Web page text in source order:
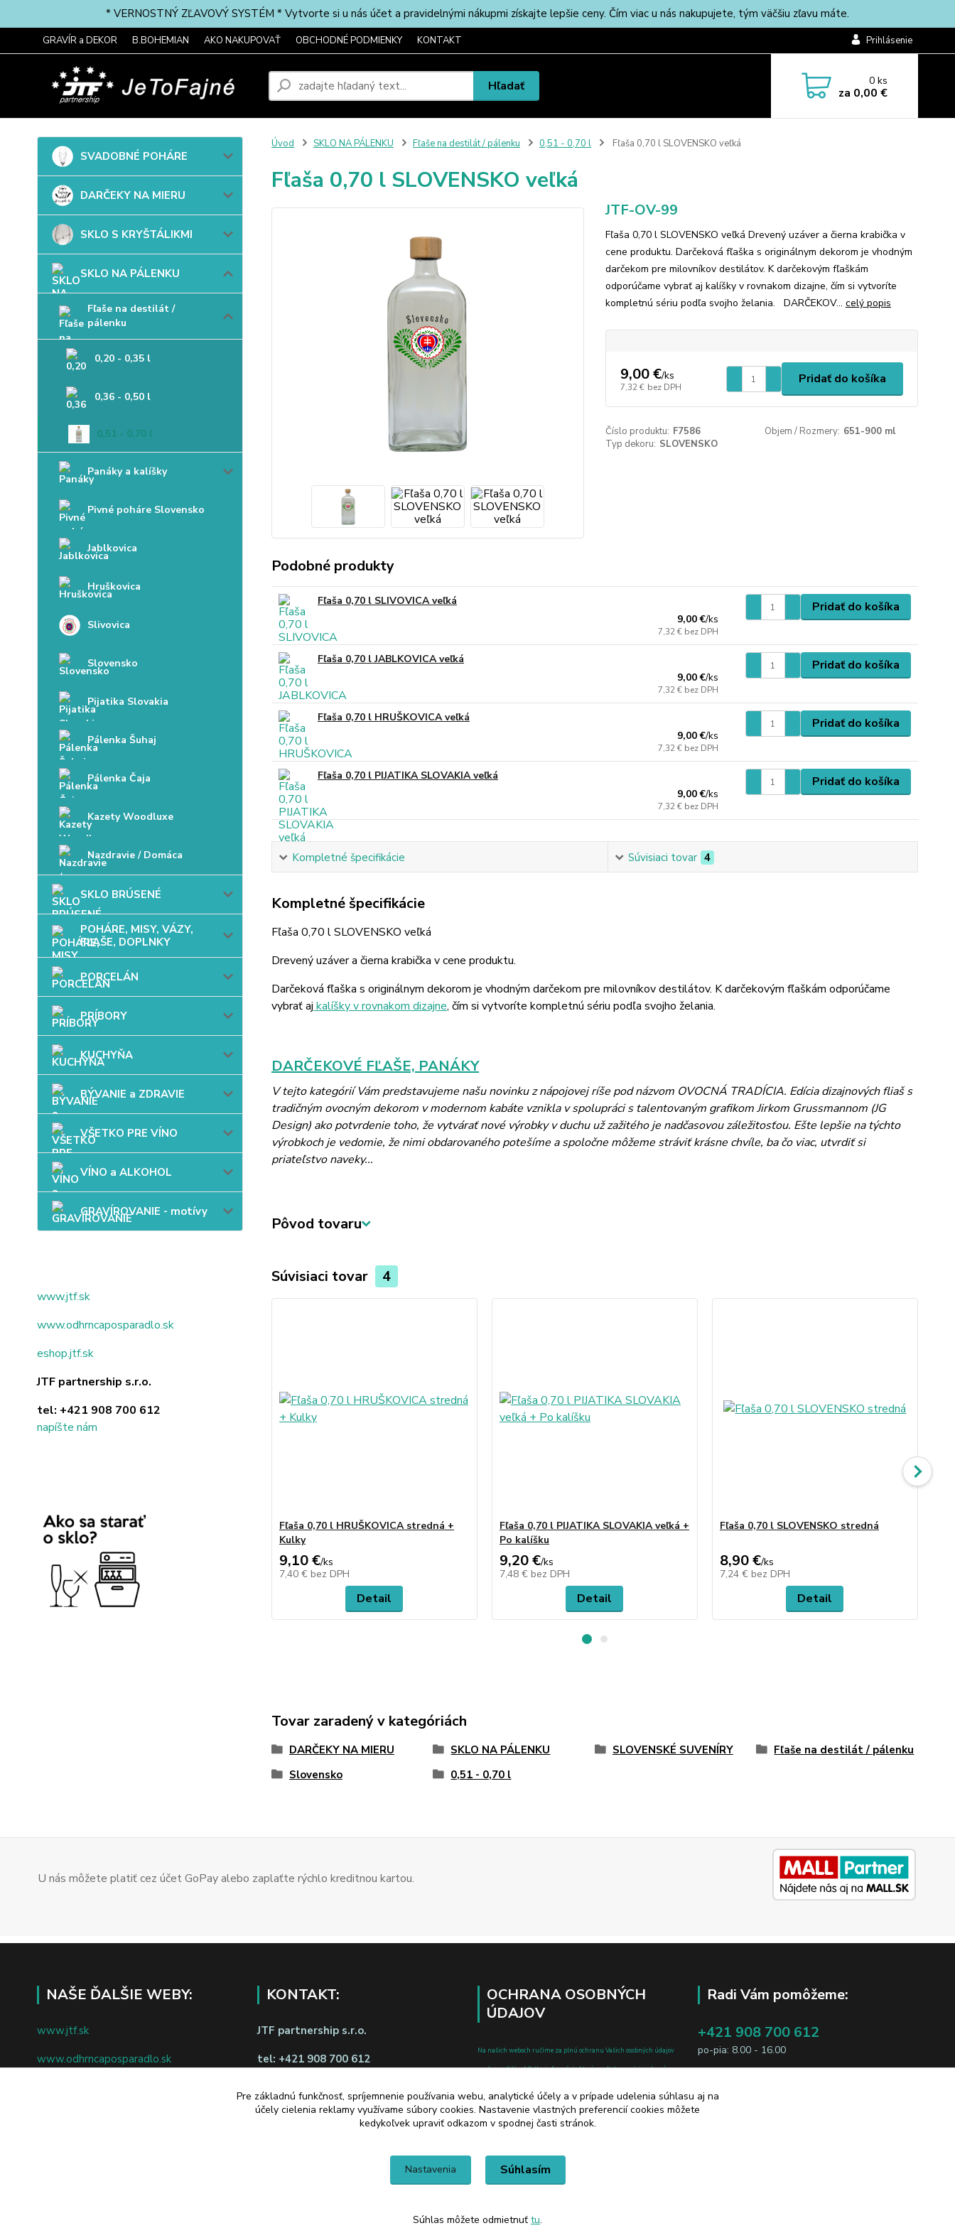
* VERNOSTNÝ ZĽAVOVÝ SYSTÉM * Vytvorte si u nás účet a pravidelnými nákupmi získajte lepšie ceny. Čím viac u nás nakupujete, tým väčšiu zľavu máte.
GRAVÍR a DEKOR B.BOHEMIAN AKO NAKUPOVAŤ OBCHODNÉ PODMIENKY KONTAKT Prihlásenie
Hľadať 0ks
za 0,00 €
SVADOBNÉ POHÁRE
DARČEKY NA MIERU
SKLO S KRYŠTÁLIKMI
SKLO NA PÁLENKU
Fľaše na destilát /
pálenku
0,20 - 0,35 l
0,36 - 0,50 l
0,51 - 0,70 l
Panáky a kalíšky
Pivné poháre Slovensko
Jablkovica
Hruškovica
Slivovica
Slovensko
Pijatika Slovakia
Pálenka Šuhaj
Pálenka Čaja
Kazety Woodluxe
Nazdravie / Domáca
SKLO BRÚSENÉ
POHÁRE, MISY, VÁZY,
FĽAŠE, DOPLNKY
PORCELÁN
PRÍBORY
KUCHYŇA
BÝVANIE a ZDRAVIE
VŠETKO PRE VÍNO
VÍNO a ALKOHOL
GRAVÍROVANIE - motívy
www.jtf.sk
www.odhrncaposparadlo.sk
eshop.jtf.sk
JTF partnership s.r.o.
tel: +421 908 700 612
napíšte nám
Úvod SKLO NA PÁLENKU Fľaše na destilát / pálenku 0,51 - 0,70 l Fľaša 0,70 l SLOVENSKO veľká
Fľaša 0,70 l SLOVENSKO veľká
JTF-OV-99
Fľaša 0,70 l SLOVENSKO veľká Drevený uzáver a čierna krabička v
cene produktu. Darčeková fľaška s originálnym dekorom je vhodným
darčekom pre milovníkov destilátov. K darčekovým fľaškám
odporúčame vybrať aj kalíšky v rovnakom dizajne, čím si vytvoríte
kompletnú sériu podľa svojho želania. DARČEKOV... celý popis
9,00 €/ks
7,32 € bez DPH
Pridať do košíka
Číslo produktu: F7586 Objem / Rozmery: 651-900 ml
Typ dekoru: SLOVENSKO
Podobné produkty
Fľaša 0,70 l SLIVOVICA veľká
9,00 €/ks
7,32 € bez DPH
Pridať do košíka
Fľaša 0,70 l JABLKOVICA veľká
9,00 €/ks
7,32 € bez DPH
Pridať do košíka
Fľaša 0,70 l HRUŠKOVICA veľká
9,00 €/ks
7,32 € bez DPH
Pridať do košíka
Fľaša 0,70 l PIJATIKA SLOVAKIA veľká
9,00 €/ks
7,32 € bez DPH
Pridať do košíka
Kompletné špecifikácie Súvisiaci tovar 4
Kompletné špecifikácie
Fľaša 0,70 l SLOVENSKO veľká
Drevený uzáver a čierna krabička v cene produktu.
Darčeková fľaška s originálnym dekorom je vhodným darčekom pre milovníkov destilátov. K darčekovým fľaškám odporúčame
vybrať aj kalíšky v rovnakom dizajne, čím si vytvoríte kompletnú sériu podľa svojho želania.
DARČEKOVÉ FĽAŠE, PANÁKY
V tejto kategórií Vám predstavujeme našu novinku z nápojovej ríše pod názvom OVOCNÁ TRADÍCIA. Edícia dizajnových fliaš s
tradičným ovocným dekorom v modernom kabáte vznikla v spolupráci s talentovaným grafikom Jirkom Grussmannom (JG
Design) ako potvrdenie toho, že vytvárať nové výrobky v duchu už zažitého je nadčasovou záležitosťou. Ešte lepšie na týchto
výrobkoch je vedomie, že nimi obdarovaného potešíme a spoločne môžeme stráviť krásne chvíle, ba čo viac, utvrdiť si
priateľstvo naveky...
Pôvod tovaru
Súvisiaci tovar 4
Fľaša 0,70 l HRUŠKOVICA stredná +
Kulky
9,10 €/ks
7,40 € bez DPH
Detail
Fľaša 0,70 l PIJATIKA SLOVAKIA veľká +
Po kalíšku
9,20 €/ks
7,48 € bez DPH
Detail
Fľaša 0,70 l SLOVENSKO stredná
8,90 €/ks
7,24 € bez DPH
Detail
Tovar zaradený v kategóriách
DARČEKY NA MIERU SKLO NA PÁLENKU SLOVENSKÉ SUVENÍRY
Fľaše na destilát / pálenku
Slovensko
0,51 - 0,70 l
U nás môžete platiť cez účet GoPay alebo zaplaťte rýchlo kreditnou kartou.
NAŠE ĎALŠIE WEBY:
www.jtf.sk
www.odhrncaposparadlo.sk
KONTAKT:
JTF partnership s.r.o.
tel: +421 908 700 612
napíšte nám
Odstúpiť od zmluvy tu
OCHRANA OSOBNÝCH
ÚDAJOV
Na našich weboch ručíme za plnú ochranu Vašich osobných údajov
pred zneužitím. Všetky informácie, ktoré uvediete o svojej osobe, sú
a o zmene a doplnení niektorých zákonov.
Radi Vám pomôžeme:
+421 908 700 612
po-pia: 8.00 - 16.00
Pre základnú funkčnosť, spríjemnenie používania webu, analytické účely a v prípade udelenia súhlasu aj na
účely cielenia reklamy využívame súbory cookies. Nastavenie vlastných preferencií cookies môžete
kedykoľvek upraviť odkazom v spodnej časti stránok.
Nastavenia Súhlasím
Súhlas môžete odmietnuť tu.